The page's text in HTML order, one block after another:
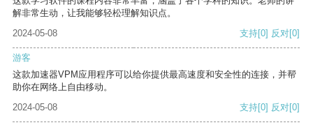
解非常生动，让我能够轻松理解知识点。
2024-05-08
支持[0] 反对[0]
游客
这款加速器VPM应用程序可以给你提供最高速度和安全性的连接，并帮
助你在网络上自由移动。
2024-05-08
支持[0] 反对[0]